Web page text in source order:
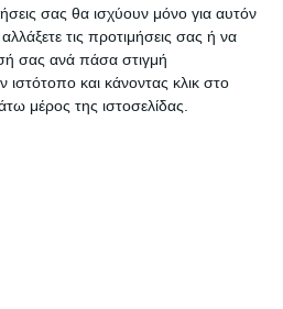
σας θα ισχύουν μόνο για αυτόν
τις προτιμήσεις σας ή να
σας ανά πάσα στιγμή
ιστότοπο και κάνοντας κλικ στο
μέρος της ιστοσελίδας.
και ακόμη και τα
δεν μπορούν
αφήνουν τον κλάδο
δήλωσε, τονίζοντας πως οι